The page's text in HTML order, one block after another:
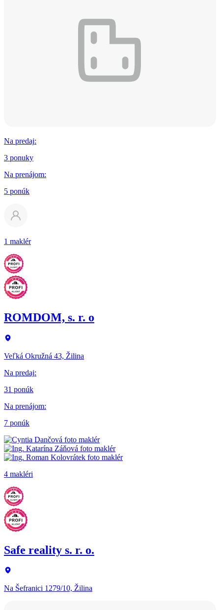
Na predaj:
3 ponuky
Na prenájom:
5 ponúk
1 maklér
ROMDOM, s. r. o
Veľká Okružná 43, Žilina
Na predaj:
31 ponúk
Na prenájom:
7 ponúk
4 makléri
Safe reality s. r. o.
Na Šefranici 1279/10, Žilina